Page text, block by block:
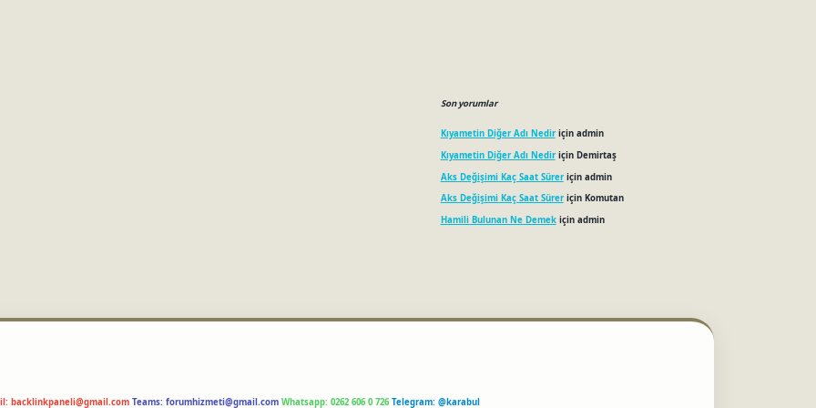
Son yorumlar
Kıyametin Diğer Adı Nediriçin admin
Kıyametin Diğer Adı Nediriçin Demirtaş
Aks Değişimi Kaç Saat Süreriçin admin
Aks Değişimi Kaç Saat Süreriçin Komutan
Hamili Bulunan Ne Demekiçin admin
backlinkpaneli@gmail.com Teams: forumhizmeti@gmail.com Whatsapp: 0262 606 0 726 Telegram: @karabul